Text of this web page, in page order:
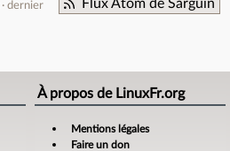
Flux Atom de Sarguin
dernier
À propos de LinuxFr.org
Mentions légales
Faire un don